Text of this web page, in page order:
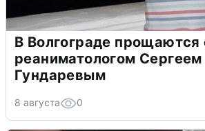
В Волгограде прощаются
реаниматологом Сергеем
Гундаревым
8 августа 0